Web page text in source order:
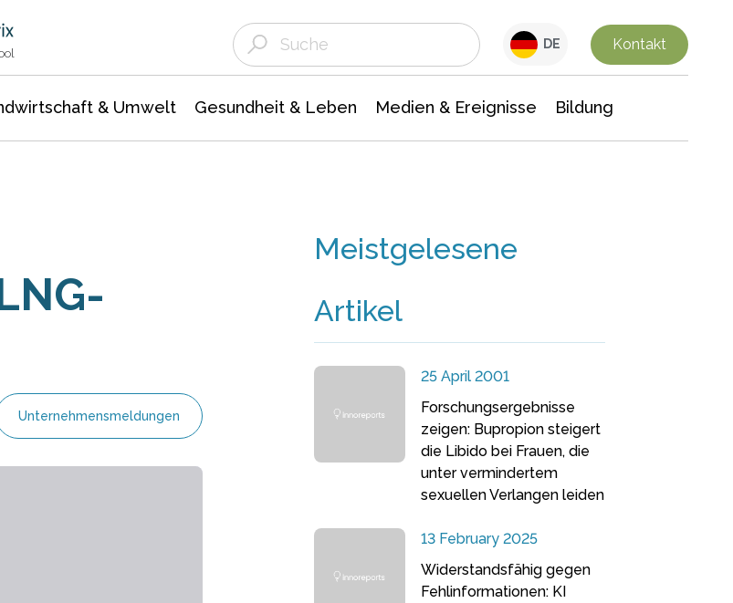
DE Kontakt
& Umwelt Gesundheit & Leben Medien & Ereignisse Bildung
Unternehmensmeldungen
Meistgelesene
Artikel
25 April 2001
Forschungsergebnisse
zeigen: Bupropion steigert
die Libido bei Frauen, die
unter vermindertem
sexuellen Verlangen leiden
13 February 2025
Widerstandsfähig gegen
Fehlinformationen: KI